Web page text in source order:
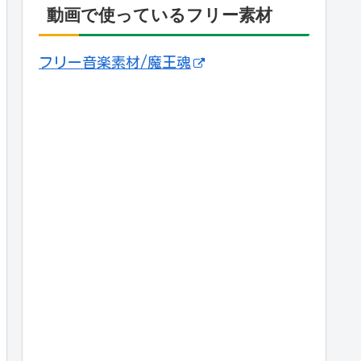
動画で使っているフリー素材
フリー音楽素材/魔王魂